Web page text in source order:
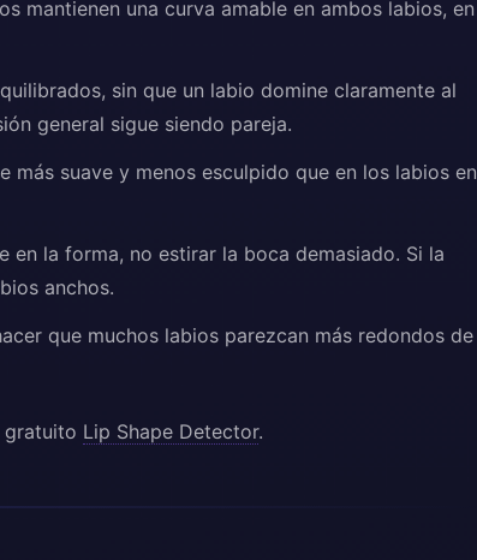
mantienen una curva amable en ambos labios, en
sin que un labio domine claramente al
general sigue siendo pareja.
más suave y menos esculpido que en los labios en
en la forma, no estirar la boca demasiado. Si la
anchos.
que muchos labios parezcan más redondos de
gratuito Lip Shape Detector.